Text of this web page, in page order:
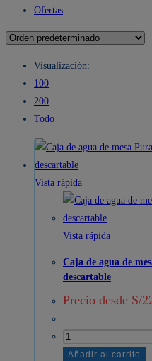
Ofertas
Visualización:
100
200
Todo
Vista rápida
Vista rápida
Caja de agua de
descartable
Precio desde S/
Caja
de
Añadir al carrito